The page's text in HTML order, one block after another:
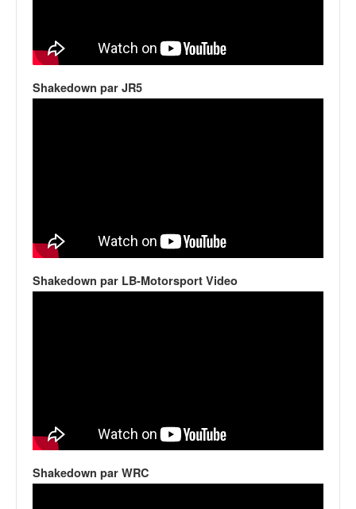
Shakedown par JR5
Shakedown par LB-Motorsport Video
Shakedown par WRC